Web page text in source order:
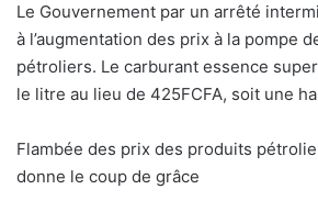
Le Gouvernement par un arrêté
à l’augmentation des prix à la pompe
pétroliers. Le carburant essence
le litre au lieu de 425FCFA, soit une
Flambée des prix des produits
donne le coup de grâce